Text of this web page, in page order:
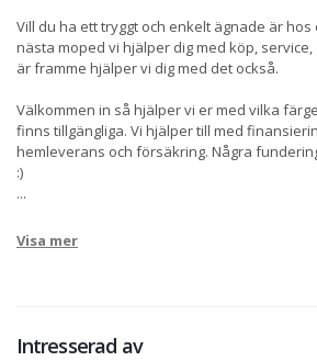
Vill du ha ett tryggt och enkelt ägnade är
nästa moped vi hjälper dig med köp,
är framme hjälper vi dig med det också.
Välkommen in så hjälper vi er med vilka
finns tillgängliga. Vi hjälper till med
hemleverans och försäkring. Några
:)
...
Visa mer
Intresserad av